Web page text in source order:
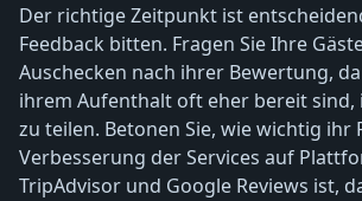
Der richtige Zeitpunkt ist
Feedback bitten. Fragen Sie Ihre
Auschecken nach ihrer Bewertung,
ihrem Aufenthalt oft eher bereit sind,
zu teilen. Betonen Sie, wie wichtig ihr
Verbesserung der Services auf
TripAdvisor und Google Reviews ist,